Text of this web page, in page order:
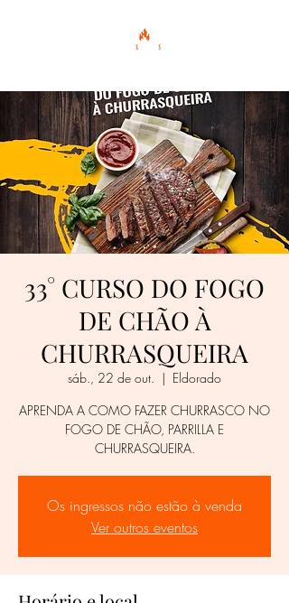
33° CURSO DO FOGO
DE CHÃO À
CHURRASQUEIRA
sáb., 22 de out.
  |
Eldorado
APRENDA A COMO FAZER CHURRASCO NO
FOGO DE CHÃO, PARRILLA E
CHURRASQUEIRA.
Os ingressos não estão à venda
Ver outros eventos